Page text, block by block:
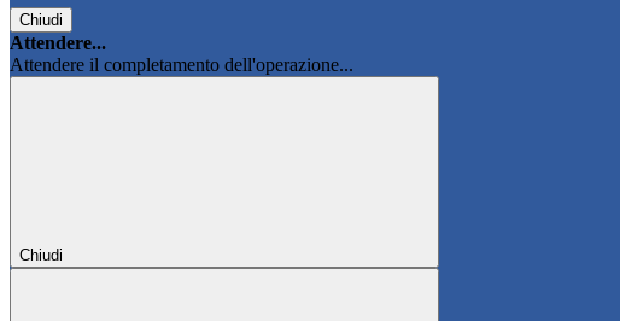
Chiudi
Attendere...
Attendere il completamento dell'operazione...
Chiudi